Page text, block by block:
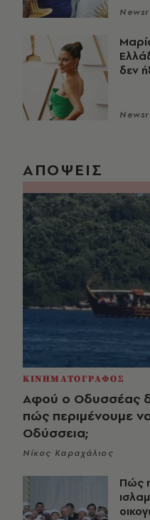
δεν
ΑΠΟΨΕΙΣ
ΚΙΝΗΜΑΤΟΓΡΑΦΟΣ
Αφού ο Οδυσσέας
πώς περιμένουμε να
Οδύσσεια;
Νίκος Καραχάλιος
Πώς